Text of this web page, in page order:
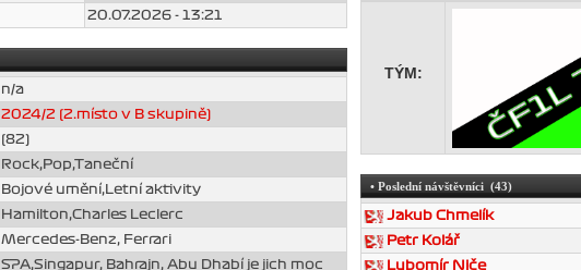
20.07.2026 - 13:21
n/a
2024/2 (2.místo v B skupině)
(82)
Rock,Pop,Taneční
Bojové umění,Letní aktivity
Hamilton,Charles Leclerc
Mercedes-Benz, Ferrari
SPA,Singapur, Bahrajn, Abu Dhabí je jich moc
TÝM:
• Poslední návštěvníci (43)
Jakub Chmelík
Petr Kolář
Lubomír Niče